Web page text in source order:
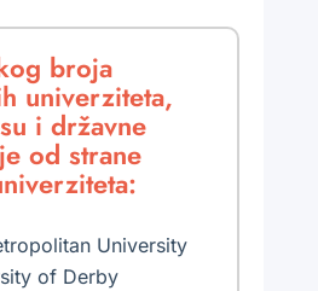
broja
univerziteta,
i državne
od strane
University
of Derby